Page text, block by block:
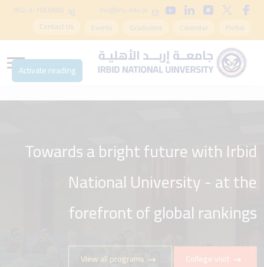
inu@inu.edu.jo
962-2-7056682
Portal
Calendar
Graduates
Events
Contact Us
Towards a bright future with Irbid
National University - at the
forefront of global rankings
College visit
View all programs
With Irbid National University -
Start your academic career in an
environment that stimulates
creativity
Activate reading